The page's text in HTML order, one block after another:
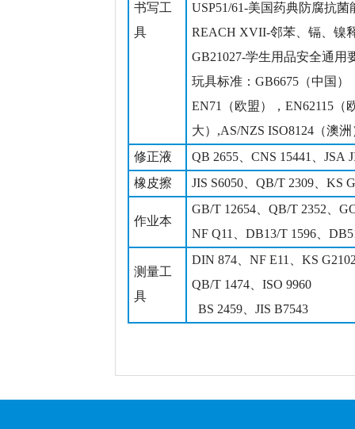
书写工
具
USP51/61-美国药典防腐抗
REACH XVII-邻苯、镉、镍
GB21027-学生用品安全通用
玩具标准：GB6675（中国）
EN71（欧盟），EN62115（
大）,AS/NZS ISO8124（澳洲
修正液
QB 2655、CNS 15441、JSA
橡皮擦
JIS S6050、QB/T 2309、KS
作业本
GB/T 12654、QB/T 2352、
NF Q11、DB13/T 1596、
测量工
具
DIN 874、NF E11、KS
QB/T 1474、ISO 9960
BS 2459、JIS B7543